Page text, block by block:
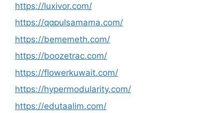
https://luxivor.com/
https://qqpulsamama.com/
https://bememeth.com/
https://boozetrac.com/
https://flowerkuwait.com/
https://hypermodularity.com/
https://edutaalim.com/